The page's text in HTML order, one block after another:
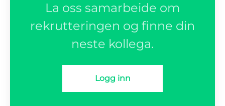
La oss samarbeide om
rekrutteringen og finne din
neste kollega.
Logg inn